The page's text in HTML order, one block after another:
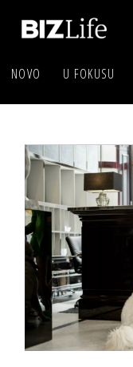
NOVO U FOKUSU